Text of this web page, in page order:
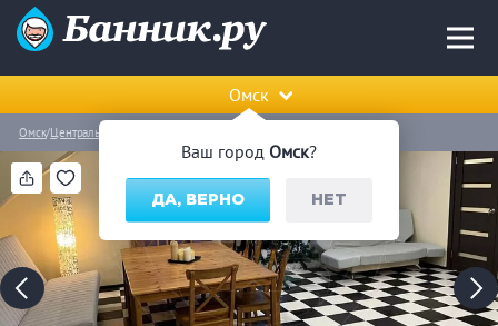
Ваш город Омск?
ДА, ВЕРНО НЕТ
Омск
Омск Центральный округ